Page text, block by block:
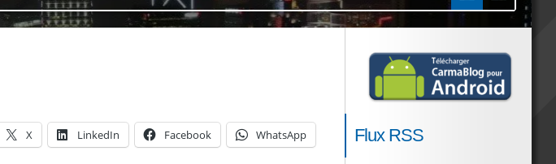
X LinkedIn Facebook WhatsApp Flux RSS